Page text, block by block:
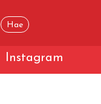
Instagram